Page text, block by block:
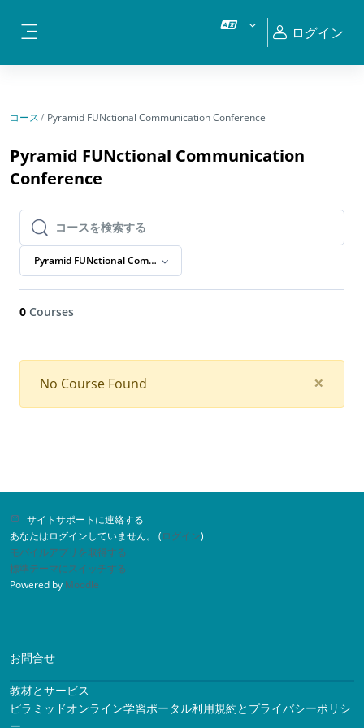
ログイン
コース Pyramid FUNctional Communication Conference
Pyramid FUNctional Communication
Conference
コースを検索する
コースを検索する
Pyramid FUNctional Communication Conference
0 Courses
×
No Course Found
サイトサポートに連絡する
あなたはログインしていません。 (ログイン)
モバイルアプリを取得する
標準テーマにスイッチする
Powered by Moodle
お問合せ
教材とサービス
ピラミッドオンライン学習ポータル利用規約とプライバシーポリシ